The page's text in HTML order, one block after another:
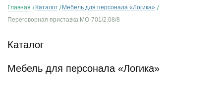
Главная Каталог
Мебель для персонала «Логика»
Переговорная приставка МО-701/2.08/8
Каталог
Мебель для персонала «Логика»